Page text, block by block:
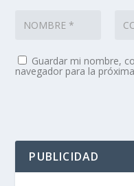
Guardar mi nombre,
navegador para la
PUBLICIDAD